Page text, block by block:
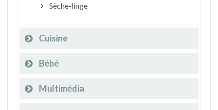
Sèche-linge
Cuisine
Bébé
Multimédia